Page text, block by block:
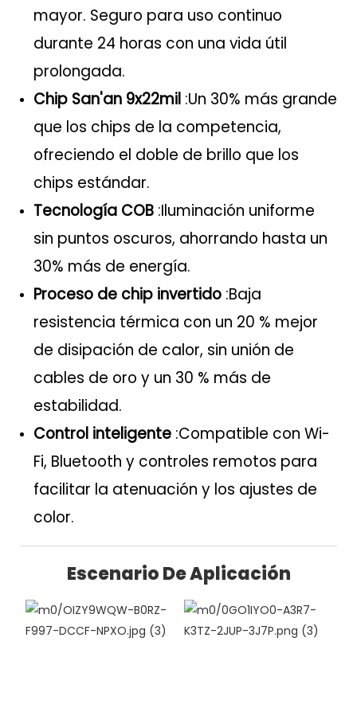
mayor. Seguro para uso continuo
durante 24 horas con una vida útil
prolongada.
Chip San'an 9x22mil :Un 30% más grande
que los chips de la competencia,
ofreciendo el doble de brillo que los
chips estándar.
Tecnología COB :Iluminación uniforme
sin puntos oscuros, ahorrando hasta un
30% más de energía.
Proceso de chip invertido :Baja
resistencia térmica con un 20 % mejor
de disipación de calor, sin unión de
cables de oro y un 30 % más de
estabilidad.
Control inteligente :Compatible con Wi-
Fi, Bluetooth y controles remotos para
facilitar la atenuación y los ajustes de
color.
Escenario De Aplicación